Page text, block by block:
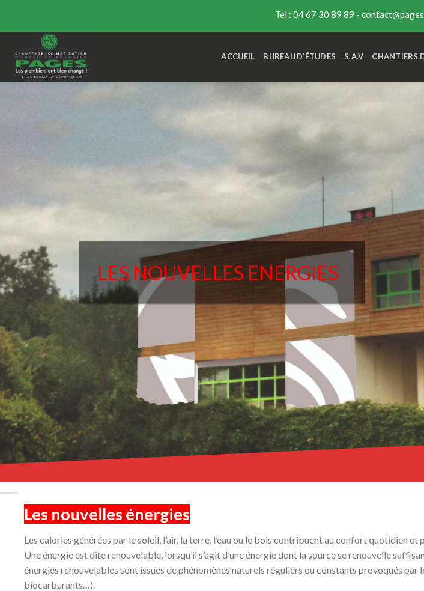
content
ACCUEIL BUREAU D’ÉTUDES S.A.V CHANTIERS
LES NOUVELLES ENERGIES
Les nouvelles énergies
Les calories générées par le soleil, l’air, la terre, l’eau ou le bois contribuent au confort quotidien et
Une énergie est dite renouvelable, lorsqu’il s’agit d’une énergie dont la source se renouvelle
énergies renouvelables sont issues de phénomènes naturels réguliers ou constants provoqués
biocarburants…).
Tel : 04 67 30 89 89 -